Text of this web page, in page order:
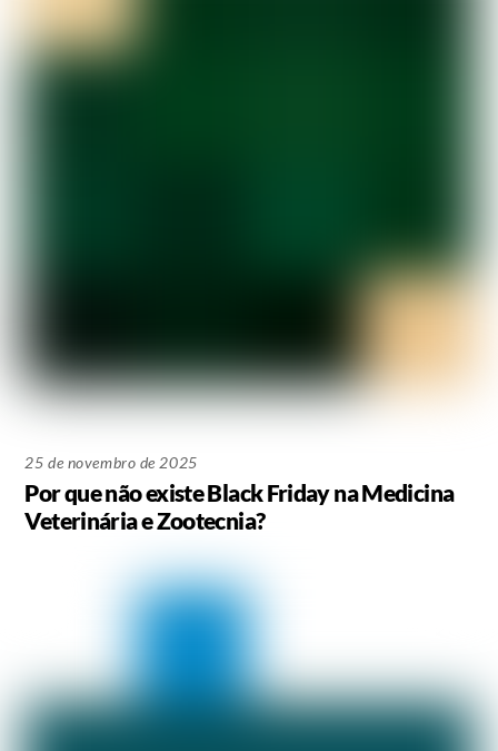
25 de novembro de 2025
Por que não existe Black Friday na Medicina
Veterinária e Zootecnia?